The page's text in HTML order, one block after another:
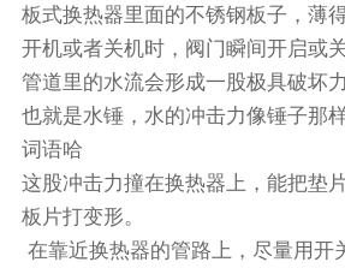
板式换热器里面的不锈钢板子，薄
开机或者关机时，阀门瞬间开启或关
管道里的水流会形成一股极具破坏
也就是水锤，水的冲击力像锤子那
词语哈
这股冲击力撞在换热器上，能把垫
板片打变形。
在靠近换热器的管路上，尽量用开